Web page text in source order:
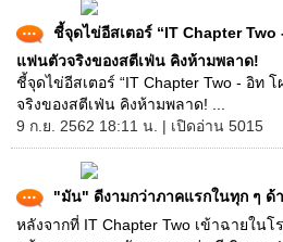
ชี้จุดไข่อีสเตอร์ “IT Chapter
แฟนตัวจริงของสตีเฟ่น คิงห้ามพลาด!
ชี้จุดไข่อีสเตอร์ “IT Chapter Two - อิท
จริงของสตีเฟ่น คิงห้ามพลาด! ...
9 ก.ย. 2562 18:11 น. | เปิดอ่าน 5015
"มัน" ดีงามกว่าภาคแรกในทุก ๆ ด้
หลังจากที่ IT Chapter Two เข้าฉายในโ